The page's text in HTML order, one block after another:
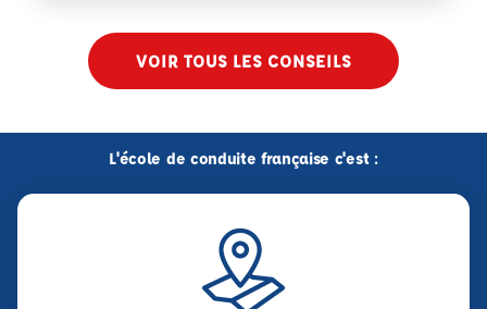
VOIR TOUS LES CONSEILS
L'école de conduite française c'est :